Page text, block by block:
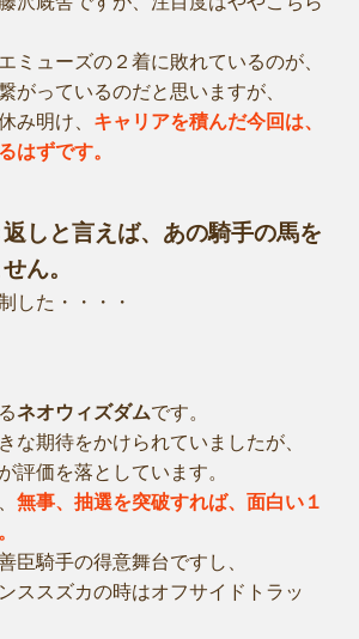
ミューズの２着に敗れているのが、
がっているのだと思いますが、
み明け、 キャリアを積んだ今回は、
はずです。
しと言えば、あの騎手の馬を
ん。
した・・・・
ネオウィズダムです。
な期待をかけられていましたが、
評価を落としています。
無事、抽選を突破すれば、面白い１
臣騎手の得意舞台ですし、
ススズカの時はオフサイドトラッ